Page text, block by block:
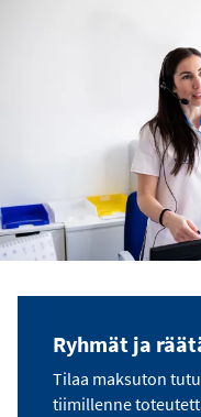
Ryhmät ja
Tilaa maksuton
tiimillenne